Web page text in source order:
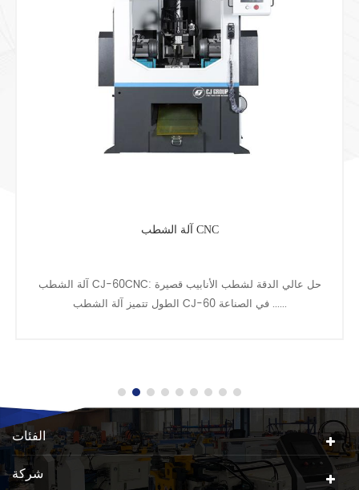
آلة الشطب CNC الثقيلة
آلة الشطب الثقيلة CJ-90CNC: الشطب الدقيق للأنابيب والقضبان
قصيرة الطول استمتع بأقصى درجات......
الفئات
شركة